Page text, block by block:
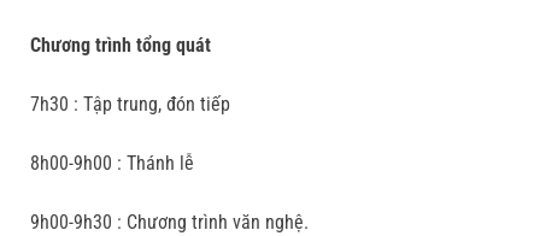
Chương trình tổng quát
7h30 : Tập trung, đón tiếp
8h00-9h00 : Thánh lễ
9h00-9h30 : Chương trình văn nghệ.